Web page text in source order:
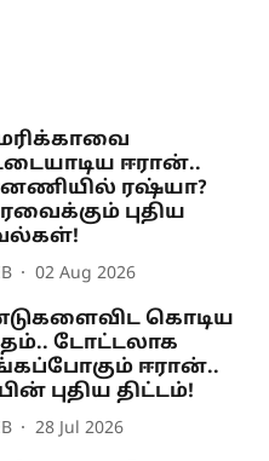
ஈரான்..
ரஷ்யா?
புதிய
02 Aug 2026
கொடிய
டோட்டலாக
ஈரான்..
புதிய திட்டம்!
28 Jul 2026